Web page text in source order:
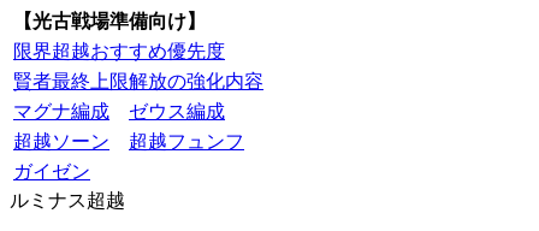
【光古戦場準備向け】
限界超越おすすめ優先度
賢者最終上限解放の強化内容
マグナ編成
ゼウス編成
超越ソーン
超越フュンフ
ガイゼン
ルミナス超越